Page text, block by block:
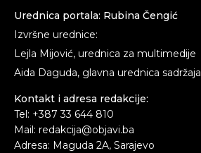
Urednica portala: Rubina Čengić
Izvršne urednice:
Lejla Mijović, urednica za multimedije
Aida Daguda, glavna urednica sadržaja
Kontakt i adresa redakcije:
Tel: +387 33 644 810
Mail: redakcija@objavi.ba
Adresa: Maguda 2A, Sarajevo